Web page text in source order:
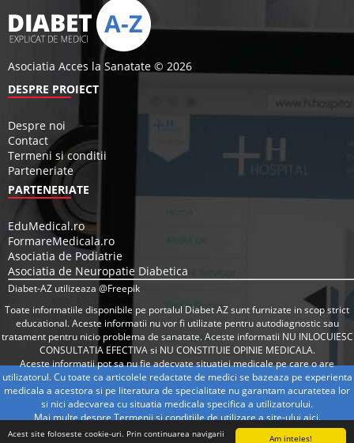
Am inteles!
Acest site foloseste cookie-uri. Prin continuarea navigarii
Asociatia Acces la Sanatate © 2026
DESPRE PROIECT
Despre noi
Contact
Termeni si conditii
Parteneriate
PARTENERIATE
EduMedical.ro
FormareMedicala.ro
Asociatia de Podiatrie
Asociatia de Neuropatie Diabetica
Diabet-AZ utilizeaza @Freepik
Toate informatiile disponibile pe portalul Diabet AZ sunt furnizate in scop strict
educational. Aceste informatii nu vor fi utilizate pentru autodiagnostic sau
tratament pentru nicio problema de sanatate. Aceste informatii NU INLOCUIESC
CONSULTATIA EFECTIVA si NU CONSTITUIE OPINIE MEDICALA.
Aceste informatii pot sa nu fie adecvate situatiei medicale pe care o are
utilizatorul. Cu toate ca articolele redactate de medici se bazeaza pe experienta
medicala a acestora si pe literatura de specialitate nu garantam acuratetea lor
si nici adecvarea cu situatia medicala specifica a utilizatorului.
Mai multe despre Termenii si conditiile de utilizare a site-uluiaici.